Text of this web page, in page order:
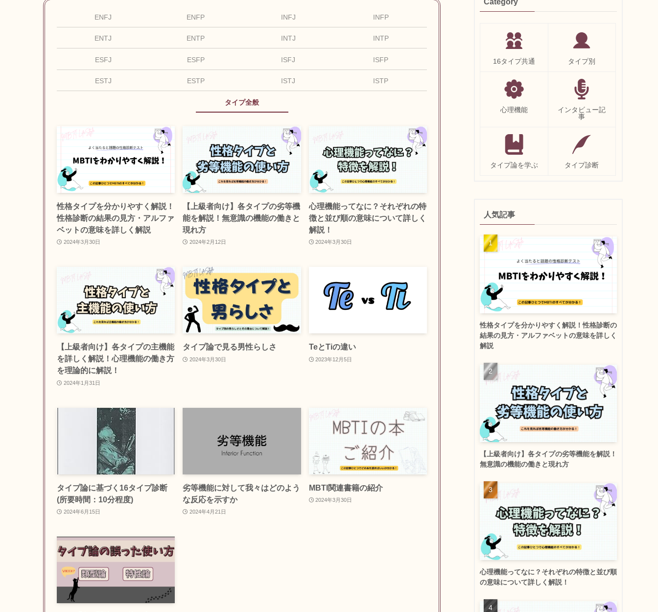
ENFJ ENFP INFJ INFP
ENTJ ENTP INTJ INTP
ESFJ ESFP ISFJ ISFP
ESTJ ESTP ISTJ ISTP
タイプ全般
性格タイプを分かりやすく解説！
性格診断の結果の見方・アルファ
ベットの意味を詳しく解説
2024年3月30日
【上級者向け】各タイプの劣等機
能を解説！無意識の機能の働きと
現れ方
2024年2月12日
心理機能ってなに？それぞれの特
徴と並び順の意味について詳しく
解説！
2024年3月30日
【上級者向け】各タイプの主機能
を詳しく解説！心理機能の働き方
を理論的に解説！
2024年1月31日
タイプ論で見る男性らしさ
2024年3月30日
TeとTiの違い
2023年12月5日
タイプ論に基づく16タイプ診断
(所要時間：10分程度)
2024年6月15日
劣等機能に対して我々はどのよう
な反応を示すか
2024年4月21日
MBTI関連書籍の紹介
2024年3月30日
16タイプ共通 タイプ別
心理機能
インタビュー記
事
タイプ論を学ぶ タイプ診断
人気記事
性格タイプを分かりやすく解説！性格診断の
結果の見方・アルファベットの意味を詳しく
解説
【上級者向け】各タイプの劣等機能を解説！
無意識の機能の働きと現れ方
心理機能ってなに？それぞれの特徴と並び順
の意味について詳しく解説！